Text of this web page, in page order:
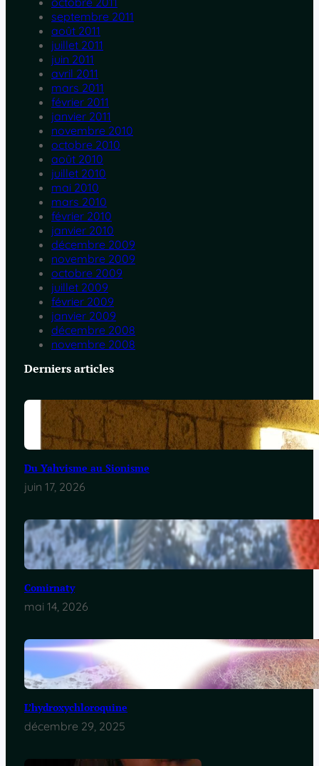
septembre 2011
août 2011
juillet 2011
juin 2011
avril 2011
mars 2011
février 2011
janvier 2011
novembre 2010
octobre 2010
août 2010
juillet 2010
mai 2010
mars 2010
février 2010
janvier 2010
décembre 2009
novembre 2009
octobre 2009
juillet 2009
février 2009
janvier 2009
décembre 2008
novembre 2008
Derniers articles
Du Yahvisme au Sionisme
juin 17, 2026
Comirnaty
mai 14, 2026
L’hydroxychloroquine
décembre 29, 2025